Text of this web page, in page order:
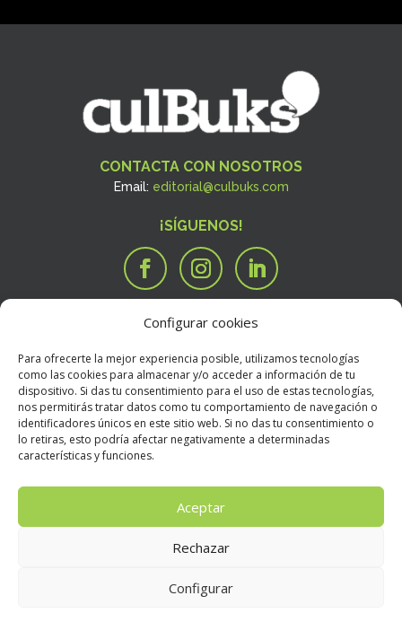
Configurar cookies
Para ofrecerte la mejor experiencia posible, utilizamos tecnologías
como las cookies para almacenar y/o acceder a información de tu
dispositivo. Si das tu consentimiento para el uso de estas tecnologías,
nos permitirás tratar datos como tu comportamiento de navegación o
identificadores únicos en este sitio web. Si no das tu consentimiento o
lo retiras, esto podría afectar negativamente a determinadas
características y funciones.
Aceptar
Rechazar
Configurar
CONTACTA CON NOSOTROS
Email: editorial@culbuks.com
¡SÍGUENOS!
i Tengo un manuscrito
RNecesito que alguien valore mi libro
BOOKSTORE
ECondiciones Generales de Contratación
E Política de devoluciones
E